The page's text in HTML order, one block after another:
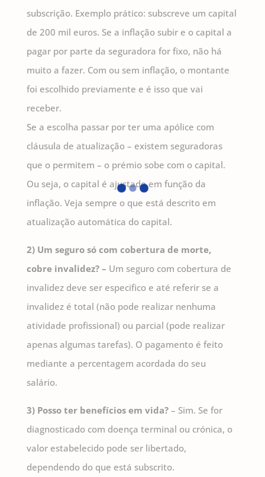
subscrição. Exemplo prático: subscreve um capital
de 200 mil euros. Se a inflação subir e o capital a
pagar por parte da seguradora for fixo, não há
muito a fazer. Com ou sem inflação, o montante
foi escolhido previamente e é isso que vai
receber.
Se a escolha passar por ter uma apólice com
cláusula de atualização – existem seguradoras
que o permitem – o prémio sobe com o capital.
Ou seja, o capital é ajustado em função da
inflação. Veja sempre o que está descrito em
atualização automática do capital.
2) Um seguro só com cobertura de morte,
cobre invalidez? – Um seguro com cobertura de
invalidez deve ser especifico e até referir se a
invalidez é total (não pode realizar nenhuma
atividade profissional) ou parcial (pode realizar
apenas algumas tarefas). O pagamento é feito
mediante a percentagem acordada do seu
salário.
3) Posso ter benefícios em vida?– Sim. Se for
diagnosticado com doença terminal ou crónica, o
valor estabelecido pode ser libertado,
dependendo do que está subscrito.